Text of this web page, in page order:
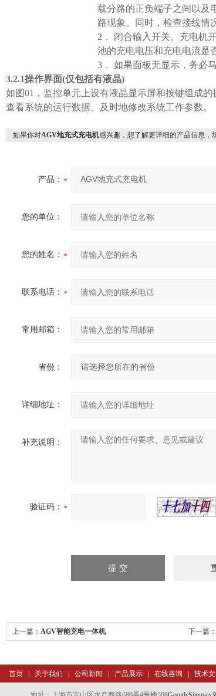
载分路的正负端子之间以及
路现象。同时，检查接线情
2． 闭合输入开关。充电机
池的充电电压和充电电流是
3． 如果面板无显示，务必
3.2.1操作界面(仅包括有液晶)
如图01，监控单元上设有液晶显示屏和按键组成
查看系统的运行数据、及时地修改系统工作参数。
如果你对AGV地充式充电机感兴趣，想了解更详细的产品信息，
产品：
您的单位：
您的姓名：
联系电话：
常用邮箱：
省份：
详细地址：
补充说明：
验证码：
上一篇： AGV智能充电一体机 下一篇：
首页 关于我们 公司新闻 产品展示 在线咨询 技术